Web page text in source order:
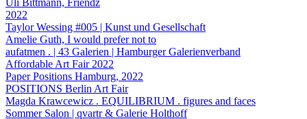
Uli Bittmann, Friendz
2022
Taylor Wessing #005 | Kunst und Gesellschaft
Amelie Guth, I would prefer not to
aufatmen . | 43 Galerien | Hamburger Galerienverband
Affordable Art Fair 2022
Paper Positions Hamburg, 2022
POSITIONS Berlin Art Fair
Magda Krawcewicz . EQUILIBRIUM . figures and faces
Sommer Salon | qvartr & Galerie Holthoff